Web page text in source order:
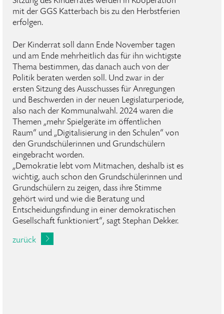
mit der GGS Katterbach bis zu den Herbstferien
erfolgen.
Der Kinderrat soll dann Ende November tagen
und am Ende mehrheitlich das für ihn wichtigste
Thema bestimmen, das danach auch von der
Politik beraten werden soll. Und zwar in der
ersten Sitzung des Ausschusses für Anregungen
und Beschwerden in der neuen Legislaturperiode,
also nach der Kommunalwahl. 2024 waren die
Themen „mehr Spielgeräte im öffentlichen
Raum“ und „Digitalisierung in den Schulen“ von
den Grundschülerinnen und Grundschülern
eingebracht worden.
„Demokratie lebt vom Mitmachen, deshalb ist es
wichtig, auch schon den Grundschülerinnen und
Grundschülern zu zeigen, dass ihre Stimme
gehört wird und wie die Beratung und
Entscheidungsfindung in einer demokratischen
Gesellschaft funktioniert“, sagt Stephan Dekker.
zurück